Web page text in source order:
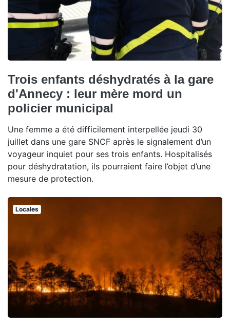
Trois enfants déshydratés à la gare
d'Annecy : leur mère mord un
policier municipal
Une femme a été difficilement interpellée jeudi 30
juillet dans une gare SNCF après le signalement d’un
voyageur inquiet pour ses trois enfants. Hospitalisés
pour déshydratation, ils pourraient faire l’objet d’une
mesure de protection.
Locales